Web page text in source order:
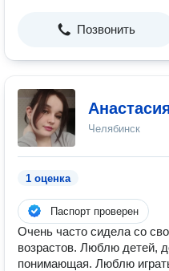
Позвонить
Челябинск
1 оценка
Паспорт проверен
Очень часто сидела со
возрастов. Люблю детей,
понимающая. Люблю